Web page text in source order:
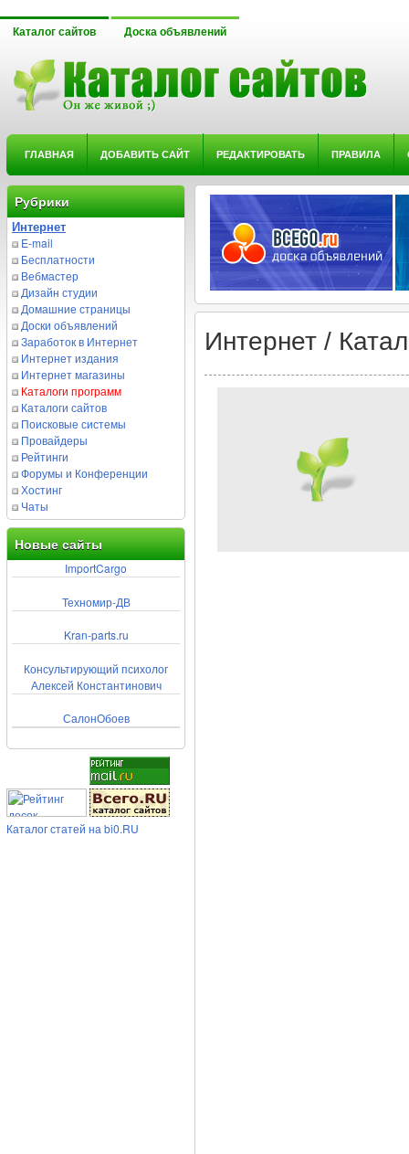
Каталог сайтов Доска объявлений
ГЛАВНАЯ ДОБАВИТЬ САЙТ РЕДАКТИРОВАТЬ ПРАВИЛА
Рубрики
Интернет
E-mail
Бесплатности
Вебмастер
Дизайн студии
Домашние страницы
Доски объявлений
Заработок в Интернет
Интернет издания
Интернет магазины
Каталоги программ
Каталоги сайтов
Поисковые системы
Провайдеры
Рейтинги
Форумы и Конференции
Хостинг
Чаты
Новые сайты
ImportCargo
Техномир-ДВ
Kran-parts.ru
Консультирующий психолог
Алексей Константинович
СалонОбоев
Каталог статей на bi0.RU
Интернет /